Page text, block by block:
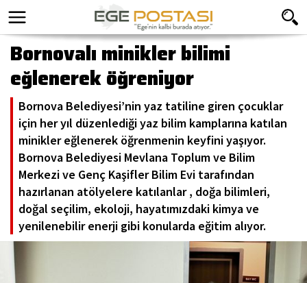
Bornovalı minikler bilimi
eğlenerek öğreniyor
Bornova Belediyesi’nin yaz tatiline giren çocuklar
için her yıl düzenlediği yaz bilim kamplarına katılan
minikler eğlenerek öğrenmenin keyfini yaşıyor.
Bornova Belediyesi Mevlana Toplum ve Bilim
Merkezi ve Genç Kaşifler Bilim Evi tarafından
hazırlanan atölyelere katılanlar , doğa bilimleri,
doğal seçilim, ekoloji, hayatımızdaki kimya ve
yenilenebilir enerji gibi konularda eğitim alıyor.